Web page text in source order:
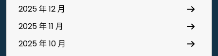
2025 年 12 月
2025 年 11 月
2025 年 10 月